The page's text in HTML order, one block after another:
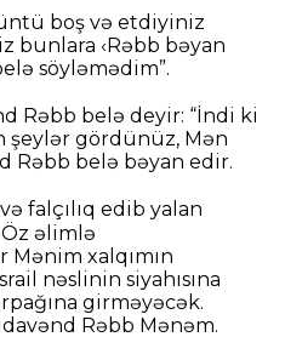
boş və etdiyiniz
bunlara ‹Rəbb bəyan
söyləmədim”.
Rəbb belə deyir: “İndi ki
şeylər gördünüz, Mən
Rəbb belə bəyan edir.
falçılıq edib yalan
əlimlə
Mənim xalqımın
nəslinin siyahısına
girməyəcək.
Rəbb Mənəm.